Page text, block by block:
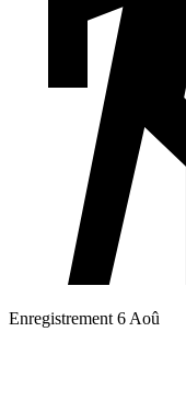
Enregistrement 6 Aoû